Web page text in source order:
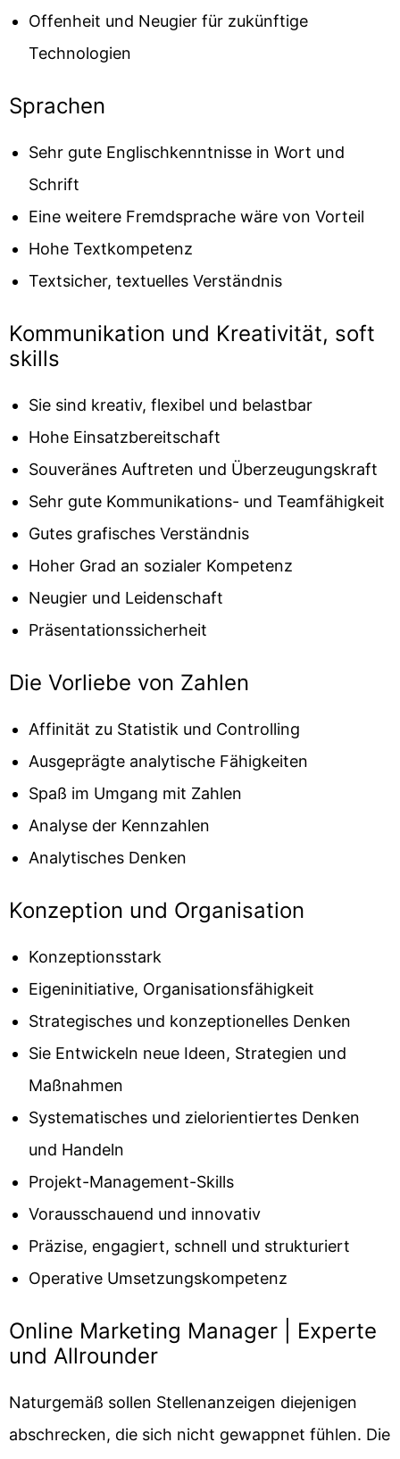
Offenheit und Neugier für zukünftige
Technologien
Sprachen
Sehr gute Englischkenntnisse in Wort und
Schrift
Eine weitere Fremdsprache wäre von Vorteil
Hohe Textkompetenz
Textsicher, textuelles Verständnis
Kommunikation und Kreativität, soft
skills
Sie sind kreativ, flexibel und belastbar
Hohe Einsatzbereitschaft
Souveränes Auftreten und Überzeugungskraft
Sehr gute Kommunikations- und Teamfähigkeit
Gutes grafisches Verständnis
Hoher Grad an sozialer Kompetenz
Neugier und Leidenschaft
Präsentationssicherheit
Die Vorliebe von Zahlen
Affinität zu Statistik und Controlling
Ausgeprägte analytische Fähigkeiten
Spaß im Umgang mit Zahlen
Analyse der Kennzahlen
Analytisches Denken
Konzeption und Organisation
Konzeptionsstark
Eigeninitiative, Organisationsfähigkeit
Strategisches und konzeptionelles Denken
Sie Entwickeln neue Ideen, Strategien und
Maßnahmen
Systematisches und zielorientiertes Denken
und Handeln
Projekt-Management-Skills
Vorausschauend und innovativ
Präzise, engagiert, schnell und strukturiert
Operative Umsetzungskompetenz
Online Marketing Manager | Experte
und Allrounder
Naturgemäß sollen Stellenanzeigen diejenigen
abschrecken, die sich nicht gewappnet fühlen. Die